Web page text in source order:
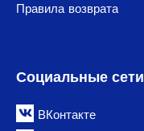
Правила возврата
Социальные сети
ВКонтакте